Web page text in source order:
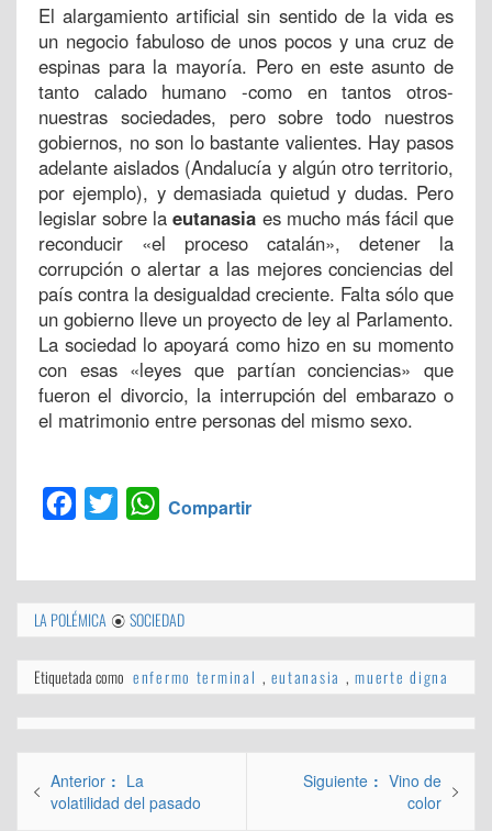
El alargamiento artificial sin sentido de la vida es
un negocio fabuloso de unos pocos y una cruz de
espinas para la mayoría. Pero en este asunto de
tanto calado humano -como en tantos otros-
nuestras sociedades, pero sobre todo nuestros
gobiernos, no son lo bastante valientes. Hay pasos
adelante aislados (Andalucía y algún otro territorio,
por ejemplo), y demasiada quietud y dudas. Pero
legislar sobre laeutanasia es mucho más fácil que
reconducir «el proceso catalán», detener la
corrupción o alertar a las mejores conciencias del
país contra la desigualdad creciente. Falta sólo que
un gobierno lleve un proyecto de ley al Parlamento.
La sociedad lo apoyará como hizo en su momento
con esas «leyes que partían conciencias» que
fueron el divorcio, la interrupción del embarazo o
el matrimonio entre personas del mismo sexo.
Facebook
TwitterWhatsApp
Compartir
LA POLÉMICA SOCIEDAD
Etiquetada como enfermo terminal , eutanasia , muerte digna
Navegación
de
Anterior
Entrada
anterior:
La
volatilidad del pasado
Siguiente
Entrada
siguiente:
Vino de
color